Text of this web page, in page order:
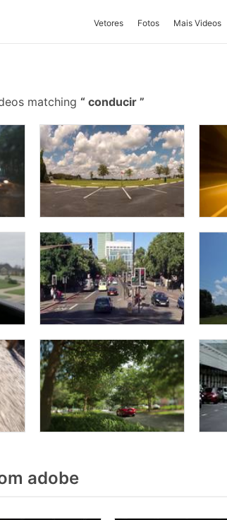
Vetores Fotos Mais Videos
matching conducir
adobe